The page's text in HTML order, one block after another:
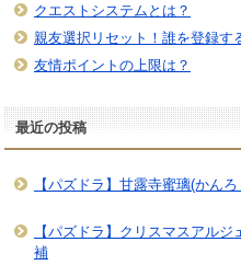
クエストシステムとは？
親友選択リセット！誰を登録す
友情ポイントの上限は？
最近の投稿
【パズドラ】甘露寺蜜璃(かん
【パズドラ】クリスマスアル
補